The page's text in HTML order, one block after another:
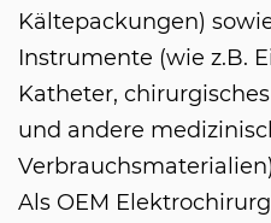
Kältepackungen)
Instrumente (wie z.B.
Katheter,
und andere
Als OEM